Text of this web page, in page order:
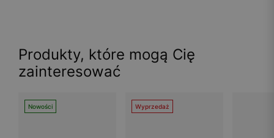
Produkty, które mogą Cię
zainteresować
Nowości Wyprzedaż